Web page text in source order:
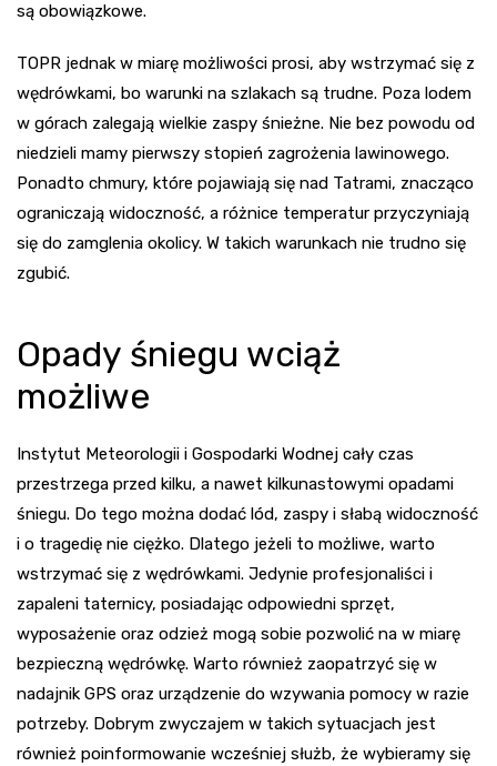
są obowiązkowe.
TOPR jednak w miarę możliwości prosi, aby wstrzymać się z
wędrówkami, bo warunki na szlakach są trudne. Poza lodem
w górach zalegają wielkie zaspy śnieżne. Nie bez powodu od
niedzieli mamy pierwszy stopień zagrożenia lawinowego.
Ponadto chmury, które pojawiają się nad Tatrami, znacząco
ograniczają widoczność, a różnice temperatur przyczyniają
się do zamglenia okolicy. W takich warunkach nie trudno się
zgubić.
Opady śniegu wciąż
możliwe
Instytut Meteorologii i Gospodarki Wodnej cały czas
przestrzega przed kilku, a nawet kilkunastowymi opadami
śniegu. Do tego można dodać lód, zaspy i słabą widoczność
i o tragedię nie ciężko. Dlatego jeżeli to możliwe, warto
wstrzymać się z wędrówkami. Jedynie profesjonaliści i
zapaleni taternicy, posiadając odpowiedni sprzęt,
wyposażenie oraz odzież mogą sobie pozwolić na w miarę
bezpieczną wędrówkę. Warto również zaopatrzyć się w
nadajnik GPS oraz urządzenie do wzywania pomocy w razie
potrzeby. Dobrym zwyczajem w takich sytuacjach jest
również poinformowanie wcześniej służb, że wybieramy się